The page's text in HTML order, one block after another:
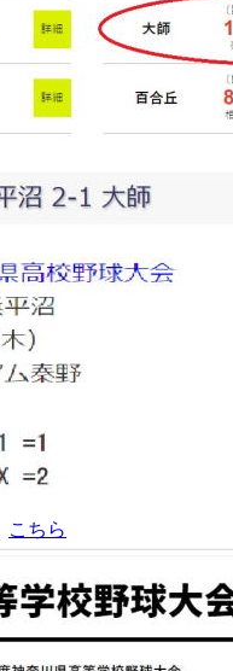
こちら